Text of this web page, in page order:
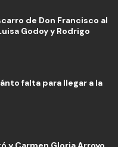
de Don Francisco al
Godoy y Rodrigo
falta para llegar a la